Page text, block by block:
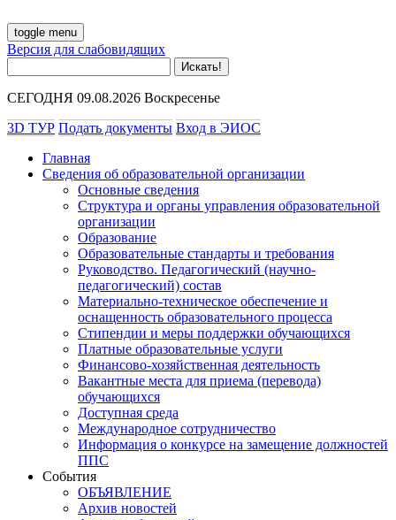
toggle menu
Версия для слабовидящих
СЕГОДНЯ 09.08.2026 Воскресенье
3D ТУР Подать документы Вход в ЭИОС
Главная
Сведения об образовательной организации
Основные сведения
Структура и органы управления образовательной
организации
Образование
Образовательные стандарты и требования
Руководство. Педагогический (научно-
педагогический) состав
Материально-техническое обеспечение и
оснащенность образовательного процесса
Стипендии и меры поддержки обучающихся
Платные образовательные услуги
Финансово-хозяйственная деятельность
Вакантные места для приема (перевода)
обучающихся
Доступная среда
Международное сотрудничество
Информация о конкурсе на замещение должностей
ППС
События
ОБЪЯВЛЕНИЕ
Архив новостей